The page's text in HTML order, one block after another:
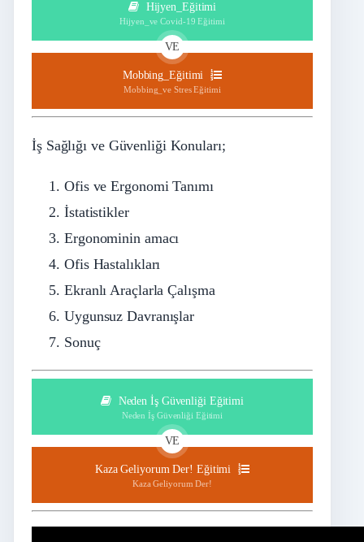
Hijyen_Eğitimi
Hijyen_ve Covid-19 Eğitimi
VE
Mobbing_Eğitimi
Mobbing_ve Stres Eğitimi
İş Sağlığı ve Güvenliği Konuları;
Ofis ve Ergonomi Tanımı
İstatistikler
Ergonominin amacı
Ofis Hastalıkları
Ekranlı Araçlarla Çalışma
Uygunsuz Davranışlar
Sonuç
Neden İş Güvenliği Eğitimi
Neden İş Güvenliği Eğitimi
VE
Kaza Geliyorum Der! Eğitimi
Kaza Geliyorum Der!